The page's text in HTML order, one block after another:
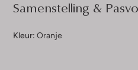
Samenstelling &
Kleur: Oranje